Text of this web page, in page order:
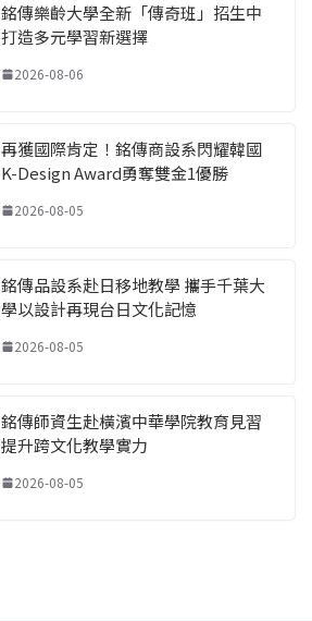
銘傳樂齡大學全新「傳奇班」招生中
打造多元學習新選擇
2026-08-06
再獲國際肯定！銘傳商設系閃耀韓國
K-Design Award勇奪雙金1優勝
2026-08-05
銘傳品設系赴日移地教學 攜手千葉大
學以設計再現台日文化記憶
2026-08-05
銘傳師資生赴橫濱中華學院教育見習
提升跨文化教學實力
2026-08-05